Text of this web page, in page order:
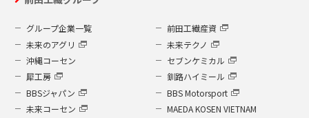
グループ企業一覧
前田工繊産資
未来のアグリ
未来テクノ
沖縄コーセン
セブンケミカル
犀工房
釧路ハイミール
BBSジャパン
BBS Motorsport
未来コーセン
MAEDA KOSEN VIETNAM